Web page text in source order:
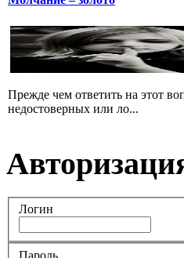
Прежде чем ответить на этот
недостоверных или ло...
Логин
Пароль